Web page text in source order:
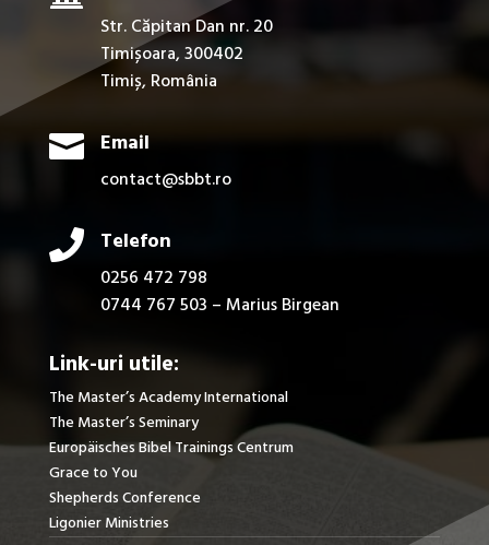
Str. Căpitan Dan nr. 20
Timișoara, 300402
Timiș, România
 Email
contact@sbbt.ro
 Telefon
0256 472 798
0744 767 503 – Marius Birgean
Link-uri utile:
The Master’s Academy International
The Master’s Seminary
Europäisches Bibel Trainings Centrum
Grace to You
Shepherds Conference
Ligonier Ministries